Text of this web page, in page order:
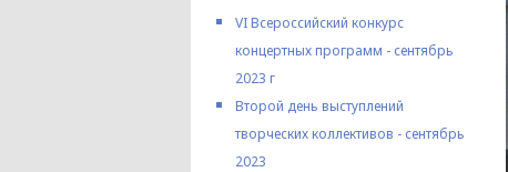
VI Всероссийский конкурс
концертных программ - сентябрь
2023 г
Второй день выступлений
творческих коллективов - сентябрь
2023